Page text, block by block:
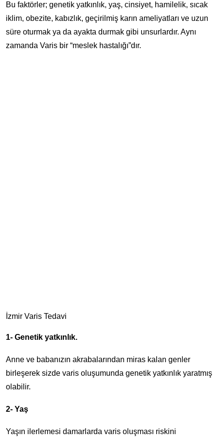
Bu faktörler; genetik yatkınlık, yaş, cinsiyet, hamilelik, sıcak
iklim, obezite, kabızlık, geçirilmiş karın ameliyatları ve uzun
süre oturmak ya da ayakta durmak gibi unsurlardır. Aynı
zamanda Varis bir “meslek hastalığı”dır.
İzmir Varis Tedavi
1- Genetik yatkınlık.
Anne ve babanızın akrabalarından miras kalan genler
birleşerek sizde varis oluşumunda genetik yatkınlık yaratmış
olabilir.
2- Yaş
Yaşın ilerlemesi damarlarda varis oluşması riskini